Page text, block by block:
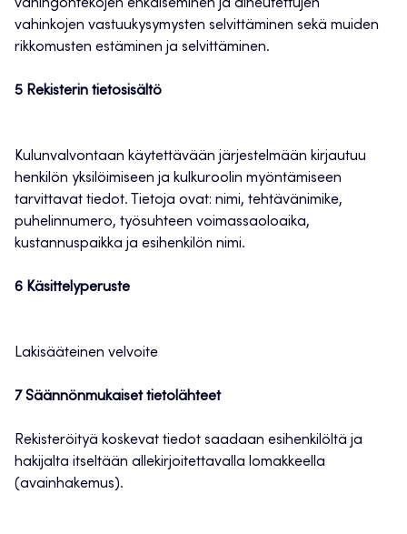
vahingontekojen ehkäiseminen ja aiheutettujen
vahinkojen vastuukysymysten selvittäminen sekä muiden
rikkomusten estäminen ja selvittäminen.
5 Rekisterin tietosisältö
Kulunvalvontaan käytettävään järjestelmään kirjautuu
henkilön yksilöimiseen ja kulkuroolin myöntämiseen
tarvittavat tiedot. Tietoja ovat: nimi, tehtävänimike,
puhelinnumero, työsuhteen voimassaoloaika,
kustannuspaikka ja esihenkilön nimi.
6 Käsittelyperuste
Lakisääteinen velvoite
7 Säännönmukaiset tietolähteet
Rekisteröityä koskevat tiedot saadaan esihenkilöltä ja
hakijalta itseltään allekirjoitettavalla lomakkeella
(avainhakemus).